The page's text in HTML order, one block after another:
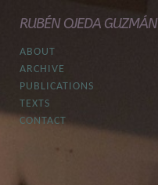
RUBÉN OJEDA GUZMÁN
ABOUT
ARCHIVE
PUBLICATIONS
TEXTS
CONTACT